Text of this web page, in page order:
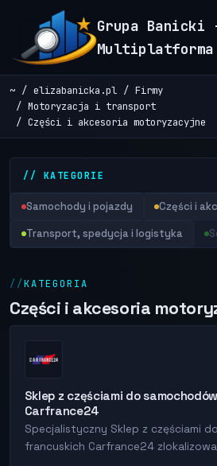
Grupa Banicki
Multiplatforma
~ elizabanicka.pl
Firmy
Motoryzacja i transport
Części i akcesoria motoryzacyjne
// KATEGORIE
Samochody i pojazdy Części i
Transport, spedycja i logistyka
KATEGORIA
Części i akcesoria
Sklep z częściami do
Carfrance24
Specjalistyczny Sklep z częściami
francuskich Carfrance24